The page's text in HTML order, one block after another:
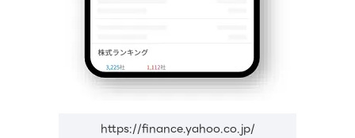
https://finance.yahoo.co.jp/